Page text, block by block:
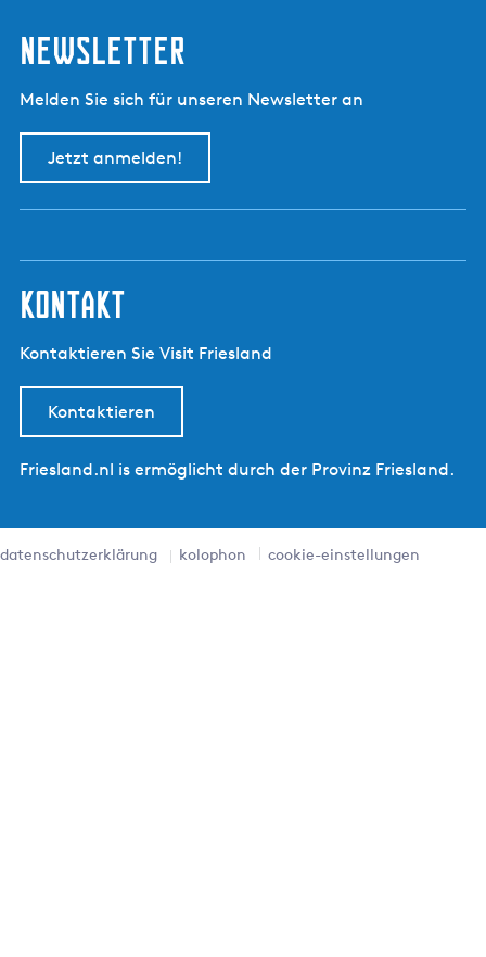
Newsletter
Melden Sie sich für unseren Newsletter an
Jetzt anmelden!
kontakt
Kontaktieren Sie Visit Friesland
Kontaktieren
Friesland.nl is ermöglicht durch der Provinz Friesland.
datenschutzerklärung kolophon cookie-einstellungen